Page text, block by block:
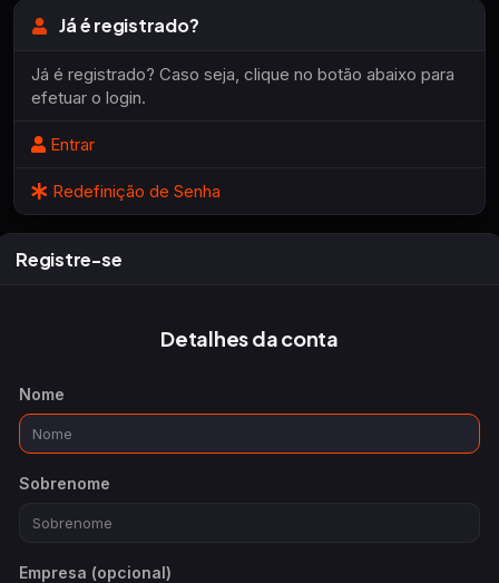
Já é registrado?
Já é registrado? Caso seja, clique no botão abaixo para
efetuar o login.
Entrar
Redefinição de Senha
Registre-se
Detalhes da conta
Nome
Sobrenome
Empresa (opcional)